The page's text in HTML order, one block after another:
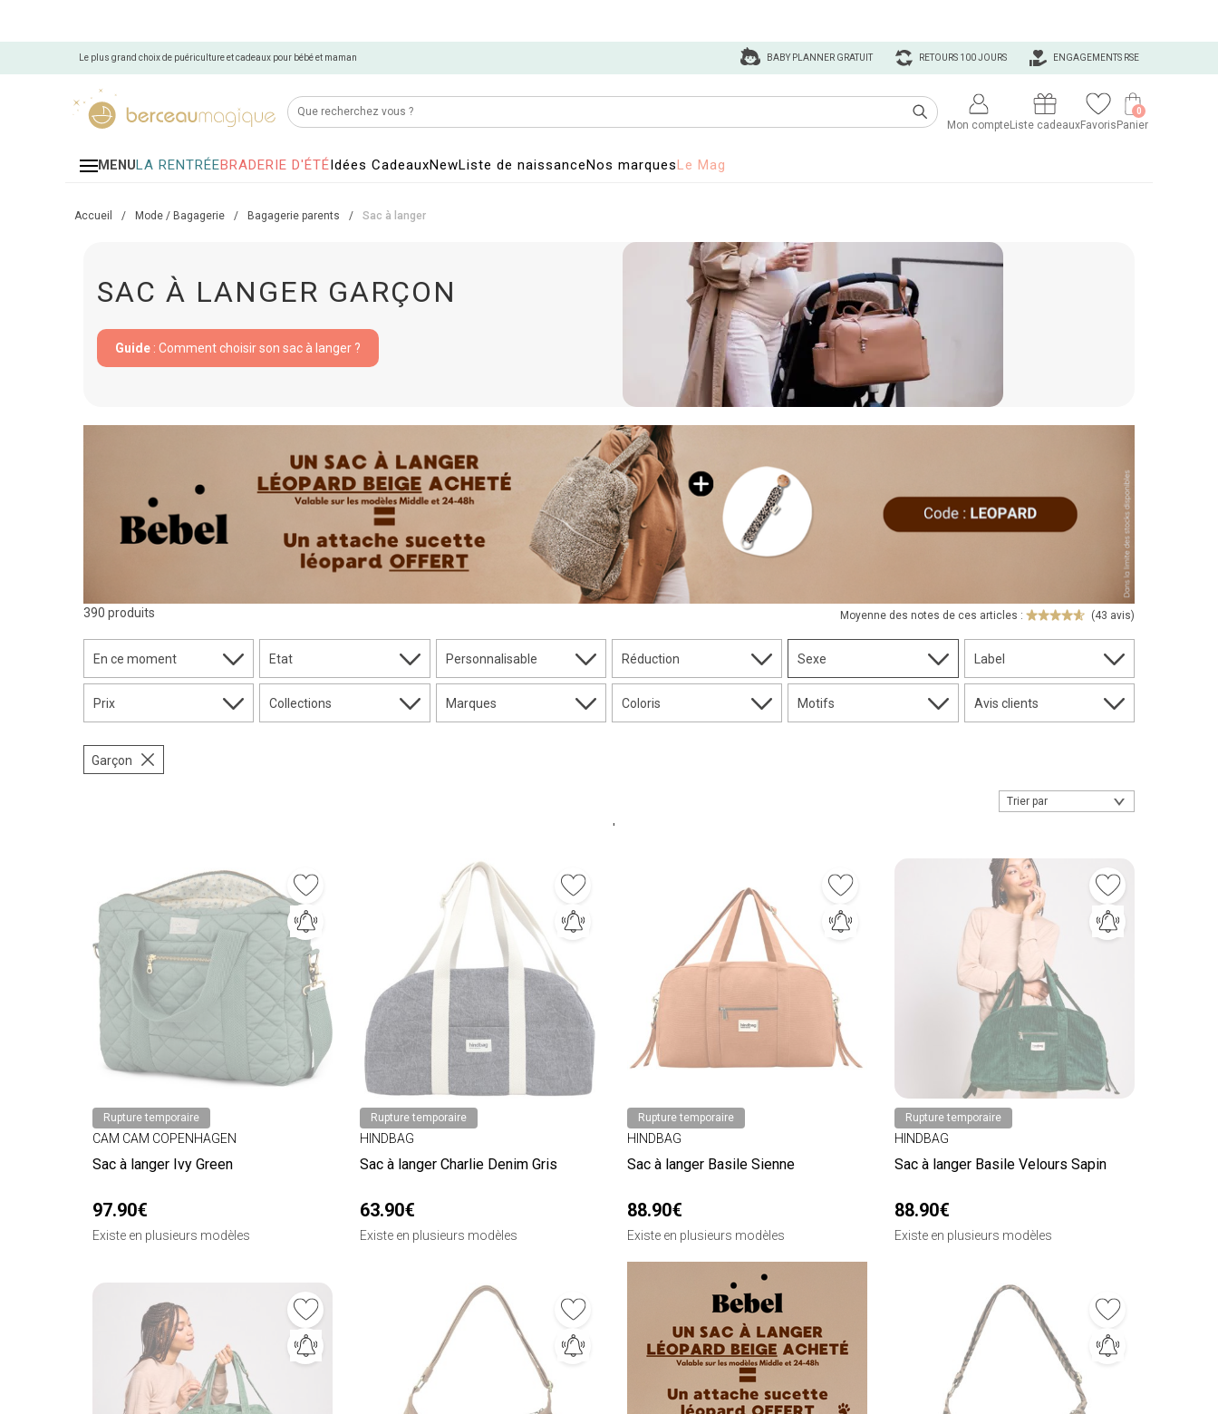
Le plus grand choix de puériculture et cadeaux pour bébé et maman ENGAGEMENTS RSE
RETOURS 100 JOURS
BABY PLANNER GRATUIT
Mon compteListe cadeauxFavorisPanier
0
MENULA RENTRÉEBRADERIE D'ÉTÉIdées CadeauxNewListe de naissanceNos marquesLe Mag
Accueil / Mode / Bagagerie / Bagagerie parents / Sac à langer
SAC À LANGER GARÇON
Guide : Comment choisir son sac à langer ?
390 produits Moyenne des notes de ces articles : (43 avis)
En ce moment Etat Personnalisable Réduction Sexe Label
Prix Collections Marques Coloris Motifs Avis clients
Garçon
Trier par
'
Rupture temporaire
CAM CAM COPENHAGEN
Sac à langer Ivy Green
97.90€
Existe en plusieurs modèles
Rupture temporaire
HINDBAG
Sac à langer Charlie Denim Gris
63.90€
Existe en plusieurs modèles
Rupture temporaire
HINDBAG
Sac à langer Basile Sienne
88.90€
Existe en plusieurs modèles
Rupture temporaire
HINDBAG
Sac à langer Basile Velours Sapin
88.90€
Existe en plusieurs modèles